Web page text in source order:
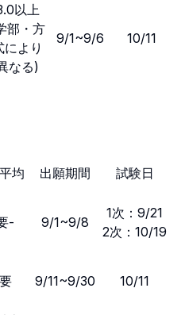
以上
部・方
により
なる)
9/1~9/6 10/11
均 出願期間
試験日
- 9/1~9/8
1次：9/21
2次：10/19
9/11~9/30 10/11